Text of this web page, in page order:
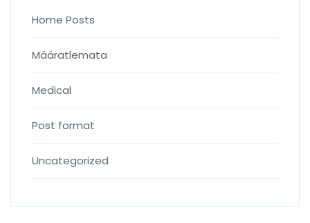
Home Posts
Määratlemata
Medical
Post format
Uncategorized